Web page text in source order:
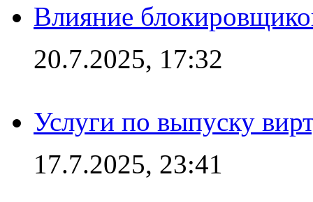
Влияние
20.7.2025, 17:32
Услуги по выпуску
17.7.2025, 23:41